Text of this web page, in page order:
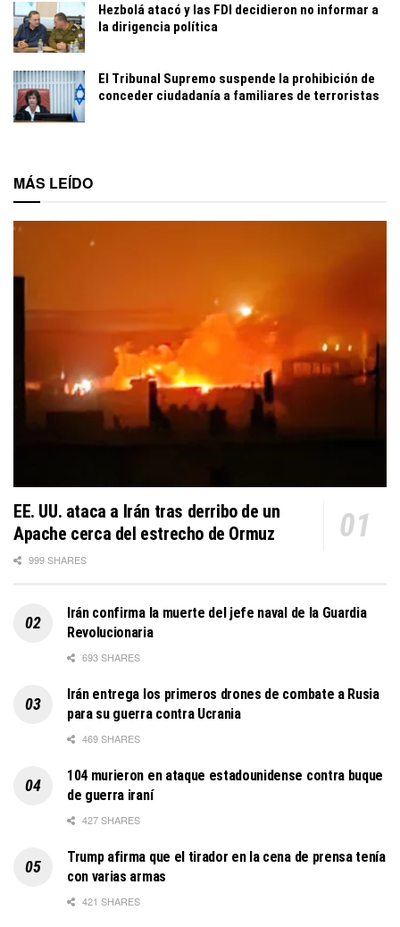
Hezbolá atacó y las FDI decidieron no informar a
la dirigencia política
El Tribunal Supremo suspende la prohibición de
conceder ciudadanía a familiares de terroristas
MÁS LEÍDO
EE. UU. ataca a Irán tras derribo de un
Apache cerca del estrecho de Ormuz
999 SHARES
Irán confirma la muerte del jefe naval de la Guardia
Revolucionaria
693 SHARES
Irán entrega los primeros drones de combate a Rusia
para su guerra contra Ucrania
469 SHARES
104 murieron en ataque estadounidense contra buque
de guerra iraní
427 SHARES
Trump afirma que el tirador en la cena de prensa tenía
con varias armas
421 SHARES